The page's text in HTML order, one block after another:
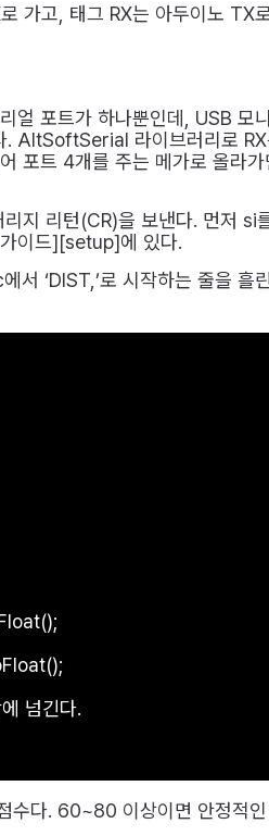
가고, 태그 RX는 아두이노 TX
얼 포트가 하나뿐인데, USB 모
. AltSoftSerial 라이브러리로
포트 4개를 주는 메가로 올라
지 리턴(CR)을 보낸다. 먼저 si
이드][setup]에 있다.
서 ‘DIST,’로 시작하는 줄을 흘
넘긴다.
수다. 60~80 이상이면 안정적인